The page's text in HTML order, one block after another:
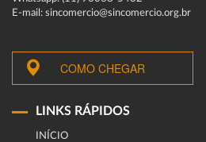
E-mail: sincomercio@sincomercio.org.br
COMO CHEGAR
LINKS RÁPIDOS
INÍCIO